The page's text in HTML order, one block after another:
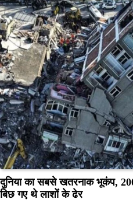
दुनिया का सबसे खतरनाक भूकंप,
बिछ गए थे लाशोंं के ढेर